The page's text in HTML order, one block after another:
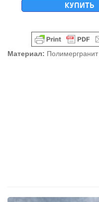
КУПИТЬ
Материал: Полимергранит